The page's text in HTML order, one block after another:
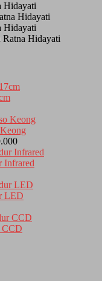
Hidayati
Hidayati
Hidayati
Ratna Hidayati
Infrared
LED
CCD